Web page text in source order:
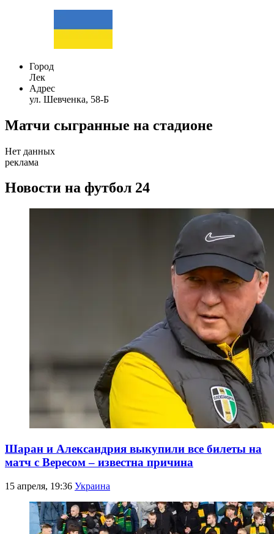
Город
Лек
Адрес
ул. Шевченка, 58-Б
Матчи сыгранные на стадионе
Нет данных
реклама
Новости на футбол 24
Шаран и Александрия выкупили все билеты на
матч с Вересом – известна причина
15 апреля, 19:36 Украина